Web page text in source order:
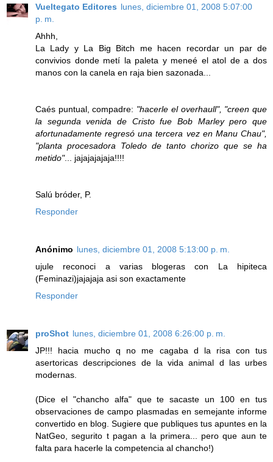
Vueltegato Editores lunes, diciembre 01, 2008 5:07:00
p. m.
Ahhh,
La Lady y La Big Bitch me hacen recordar un par de
convivios donde metí la paleta y meneé el atol de a dos
manos con la canela en raja bien sazonada...
Caés puntual, compadre: "hacerle el overhaull", "creen que
la segunda venida de Cristo fue Bob Marley pero que
afortunadamente regresó una tercera vez en Manu Chau",
"planta procesadora Toledo de tanto chorizo que se ha
metido"... jajajajajaja!!!!
Salú bróder, P.
Responder
Anónimo lunes, diciembre 01, 2008 5:13:00 p. m.
ujule reconoci a varias blogeras con La hipiteca
(Feminazi)jajajaja asi son exactamente
Responder
proShot lunes, diciembre 01, 2008 6:26:00 p. m.
JP!!! hacia mucho q no me cagaba d la risa con tus
asertoricas descripciones de la vida animal d las urbes
modernas.
(Dice el "chancho alfa" que te sacaste un 100 en tus
observaciones de campo plasmadas en semejante informe
convertido en blog. Sugiere que publiques tus apuntes en la
NatGeo, segurito t pagan a la primera... pero que aun te
falta para hacerle la competencia al chancho!)